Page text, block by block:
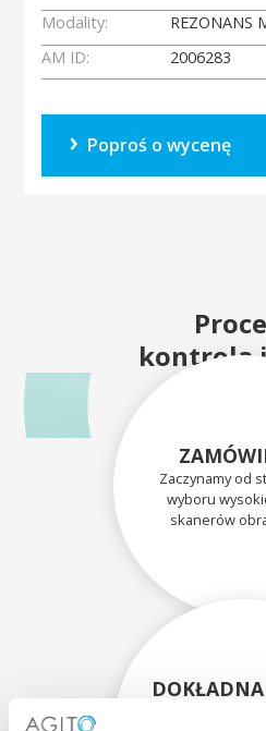
Modality:
REZONANS
AM ID:
2006283
Poproś o wycenę
kontrola
Zaczynamy od
wyboru
skanerów